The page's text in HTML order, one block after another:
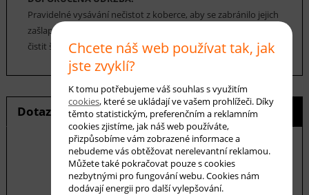
Pravidelné vysávání nečistot z koberce, aby se zabránilo jejich
zašlapání do koberce. Cca jednou za 12-18 měsíců je možné
čistit šamponováním nebo parním čištěním.
Dotaz na produkt Hlídání ceny
E-mail *
Chcete náš web používat tak, jak
jste zvyklí?
K tomu potřebujeme váš souhlas s využitím
cookies, které se ukládají ve vašem prohlížeči. Díky
těmto statistickým, preferenčním a reklamním
cookies zjistíme, jak náš web používáte,
přizpůsobíme vám zobrazené informace a
nebudeme vás obtěžovat nerelevantní reklamou.
Můžete také pokračovat pouze s cookies
nezbytnými pro fungování webu. Cookies nám
dodávají energii pro další vylepšování.